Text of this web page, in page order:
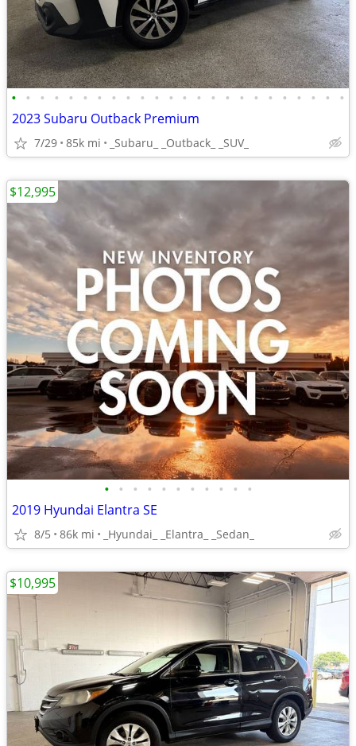
• • • • • • • • • • • • • • • • • • • • • • • •
2023 Subaru Outback Premium
7/29 85k mi _Subaru_ _Outback_ _SUV_
• • • • • • • • • • •
2019 Hyundai Elantra SE
8/5 86k mi _Hyundai_ _Elantra_ _Sedan_
$12,995
$10,995